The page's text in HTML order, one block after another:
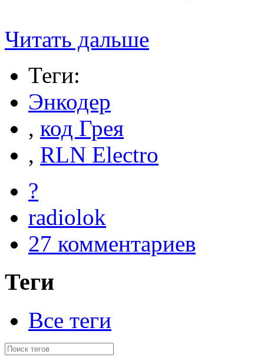
Читать дальше
Теги:
Энкодер
, код Грея
, RLN Electro
?
radiolok
27 комментариев
Теги
Все теги